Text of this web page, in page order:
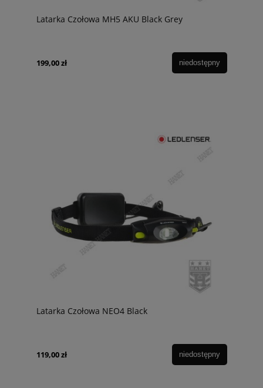
Latarka Czołowa MH5 AKU Black Grey
199,00 zł niedostępny
Latarka Czołowa NEO4 Black
119,00 zł niedostępny